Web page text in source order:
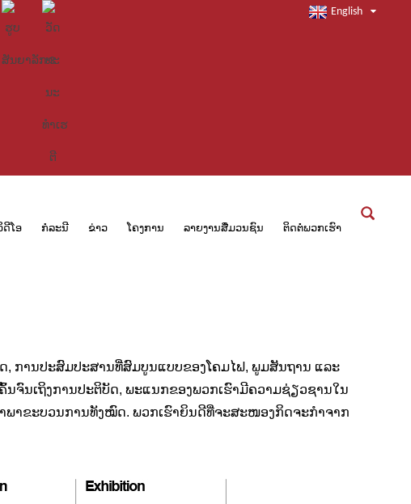
English
ດີໂອ ກໍລະນີ ຂ່າວ ໂຄງການ ລາຍງານສື່ມວນຊົນ ຕິດຕໍ່ພວກເຮົາ
ການປະສົມປະສານທີ່ສົມບູນແບບຂອງໂຄມໄຟ, ພູມສັນຖານ ແລະ
ນຈົນເຖິງການປະຕິບັດ, ພະແນກຂອງພວກເຮົາມີຄວາມຊ່ຽວຊານໃນ
າຂະບວນການທັງໝົດ. ພວກເຮົາຍິນດີທີ່ຈະສະໜອງກິດຈະກໍາຈາກ